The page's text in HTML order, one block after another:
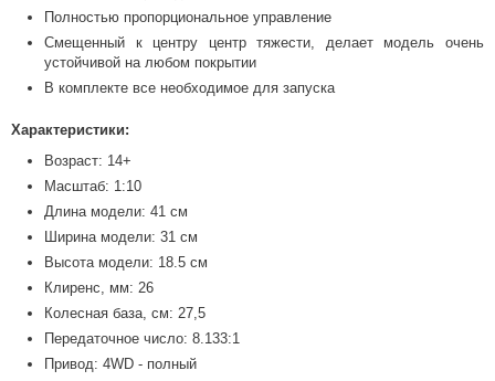
Полностью пропорциональное управление
Смещенный к центру центр тяжести, делает модель очень
устойчивой на любом покрытии
В комплекте все необходимое для запуска
Характеристики:
Возраст: 14+
Масштаб: 1:10
Длина модели: 41 см
Ширина модели: 31 см
Высота модели: 18.5 см
Клиренс, мм: 26
Колесная база, см: 27,5
Передаточное число: 8.133:1
Привод: 4WD - полный